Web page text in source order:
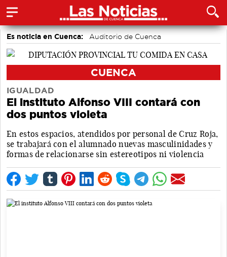
Es noticia en Cuenca: Auditorio de Cuenca
CUENCA
IGUALDAD
El instituto Alfonso VIII contará con
dos puntos violeta
En estos espacios, atendidos por personal de Cruz Roja,
se trabajará con el alumnado nuevas masculinidades y
formas de relacionarse sin estereotipos ni violencia